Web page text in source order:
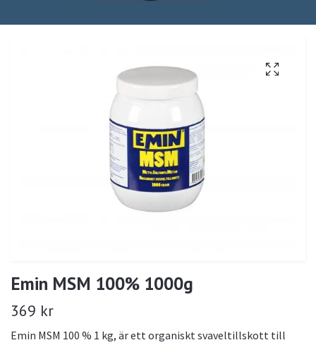
Emin MSM 100% 1000g
369 kr
Emin MSM 100 % 1 kg, är ett organiskt svaveltillskott till